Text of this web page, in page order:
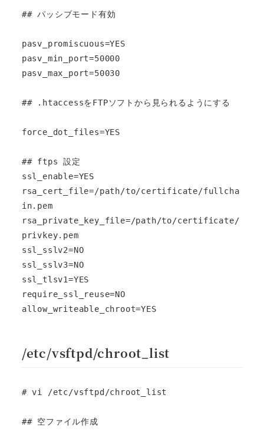
## パッシブモード有効
pasv_promiscuous=YES
pasv_min_port=50000
pasv_max_port=50030
## .htaccessをFTPソフトから見られるようにする
force_dot_files=YES
## ftps 設定
ssl_enable=YES
rsa_cert_file=/path/to/certificate/fullcha
in.pem
rsa_private_key_file=/path/to/certificate/
privkey.pem
ssl_sslv2=NO
ssl_sslv3=NO
ssl_tlsv1=YES
require_ssl_reuse=NO
allow_writeable_chroot=YES
/etc/vsftpd/chroot_list
# vi /etc/vsftpd/chroot_list
## 空ファイル作成